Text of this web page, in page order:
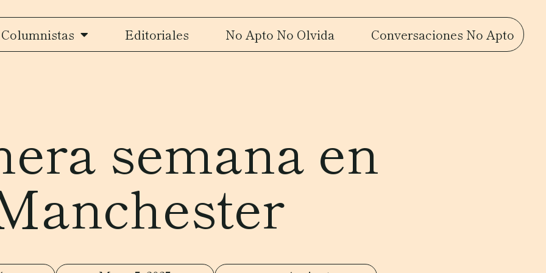
Columnistas Editoriales No Apto No Olvida Conversaciones No Apto
semana en